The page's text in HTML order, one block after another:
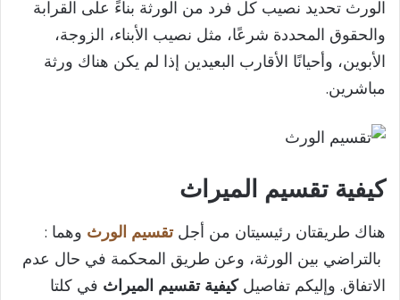
الورث تحديد نصيب كل فرد من الورثة بناءً على القرابة
والحقوق المحددة شرعًا، مثل نصيب الأبناء، الزوجة،
الأبوين، وأحيانًا الأقارب البعيدين إذا لم يكن هناك ورثة
مباشرين.
كيفية تقسيم الميراث
هناك طريقتان رئيسيتان من أجلتقسيم الورث وهما :
بالتراضي بين الورثة، وعن طريق المحكمة في حال عدم
الاتفاق. وإليكم تفاصيلكيفية تقسيم الميراث في كلتا